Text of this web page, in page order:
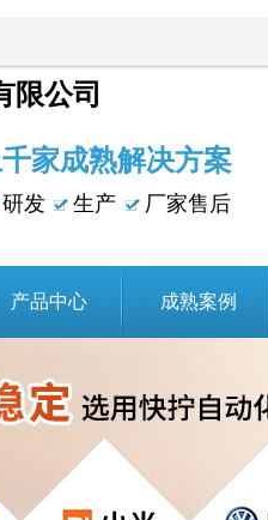
限公司
家成熟解决方案
研发 生产 厂家售后
产品中心 成熟案例